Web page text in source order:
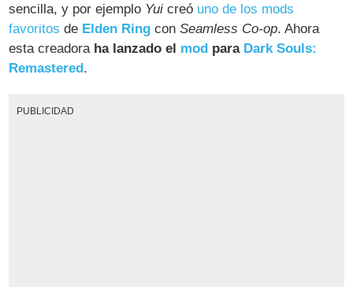
sencilla, y por ejemplo Yui creó uno de los mods
favoritos de Elden Ring conSeamless Co-op. Ahora
esta creadora ha lanzado el mod para Dark Souls:
Remastered.
PUBLICIDAD